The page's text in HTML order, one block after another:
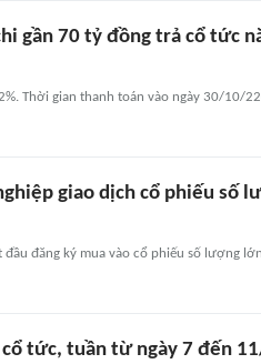
gần 70 tỷ đồng trả cổ tức
Thời gian thanh toán vào ngày 30/10/
giao dịch cổ phiếu số
đăng ký mua vào cổ phiếu số lượng
tức, tuần từ ngày 7 đến